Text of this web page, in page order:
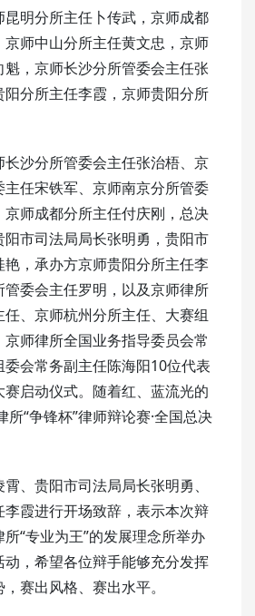
明分所主任卜传武，京师成都
师中山分所主任黄文忠，京师
，京师长沙分所管委会主任张
分所主任李霞，京师贵阳分所
长沙分所管委会主任张治梧、京
主任宋铁军、京师南京分所管委
师成都分所主任付庆刚，总决
市司法局局长张明勇，贵阳市
，承办方京师贵阳分所主任李
管委会主任罗明，以及京师律所
、京师杭州分所主任、大赛组
师律所全国业务指导委员会常
会常务副主任陈海阳10位代表
启动仪式。随着红、蓝流光的
“争锋杯”律师辩论赛·全国总决
、贵阳市司法局局长张明勇、
霞进行开场致辞，表示本次辩
“专业为王”的发展理念所举办
动，希望各位辩手能够充分发挥
赛出风格、赛出水平。